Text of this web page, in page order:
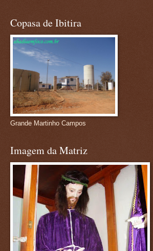
Copasa de Ibitira
Grande Martinho Campos
Imagem da Matriz